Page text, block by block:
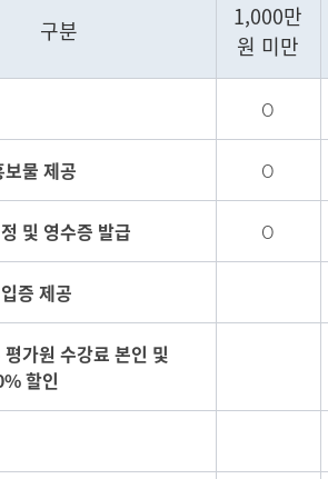
구분
1,000만
원 미만
O
물 제공 O
및 영수증 발급 O
증 제공
가원 수강료 본인 및
할인